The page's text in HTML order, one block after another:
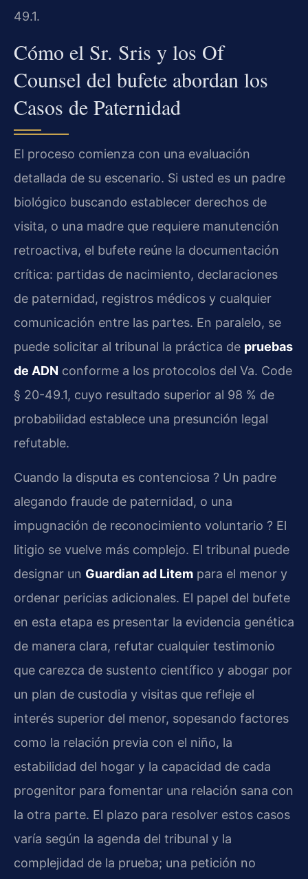
49.1.
Cómo el Sr. Sris y los Of
Counsel del bufete abordan los
Casos de Paternidad
El proceso comienza con una evaluación
detallada de su escenario. Si usted es un padre
biológico buscando establecer derechos de
visita, o una madre que requiere manutención
retroactiva, el bufete reúne la documentación
crítica: partidas de nacimiento, declaraciones
de paternidad, registros médicos y cualquier
comunicación entre las partes. En paralelo, se
puede solicitar al tribunal la práctica de pruebas
de ADN conforme a los protocolos del Va. Code
§ 20-49.1, cuyo resultado superior al 98 % de
probabilidad establece una presunción legal
refutable.
Cuando la disputa es contenciosa ? Un padre
alegando fraude de paternidad, o una
impugnación de reconocimiento voluntario ? El
litigio se vuelve más complejo. El tribunal puede
designar un Guardian ad Litem para el menor y
ordenar pericias adicionales. El papel del bufete
en esta etapa es presentar la evidencia genética
de manera clara, refutar cualquier testimonio
que carezca de sustento científico y abogar por
un plan de custodia y visitas que refleje el
interés superior del menor, sopesando factores
como la relación previa con el niño, la
estabilidad del hogar y la capacidad de cada
progenitor para fomentar una relación sana con
la otra parte. El plazo para resolver estos casos
varía según la agenda del tribunal y la
complejidad de la prueba; una petición no